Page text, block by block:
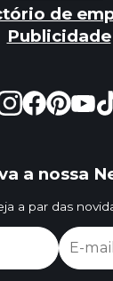
de
Publicidade
a nossa
a par das